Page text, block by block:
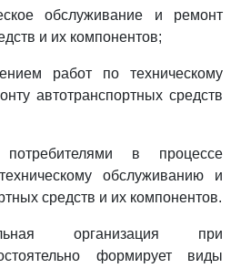
обслуживание и ремонт
и их компонентов;
работ по техническому
автотранспортных средств
в процессе
обслуживанию и
средств и их компонентов.
организация при
формирует виды